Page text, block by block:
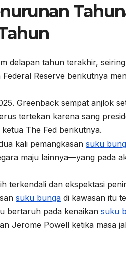
delapan tahun terakhir,
Reserve berikutnya
Greenback sempat anjlok
tertekan karena sang
The Fed berikutnya.
kali pemangkasan suku
maju lainnya—yang pada
terkendali dan ekspektasi
suku bunga di kawasan itu
bertaruh pada kenaikan suku
Jerome Powell ketika masa